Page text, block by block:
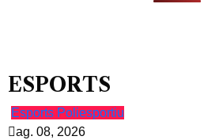
ESPORTS
Esports Poliesportiu
ag. 08, 2026